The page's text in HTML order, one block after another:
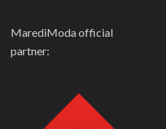
MarediModa official
partner: